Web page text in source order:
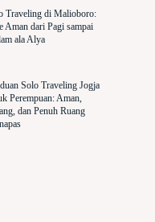
Traveling di Malioboro:
Aman dari Pagi sampai
ala Alya
Solo Traveling Jogja
Perempuan: Aman,
dan Penuh Ruang